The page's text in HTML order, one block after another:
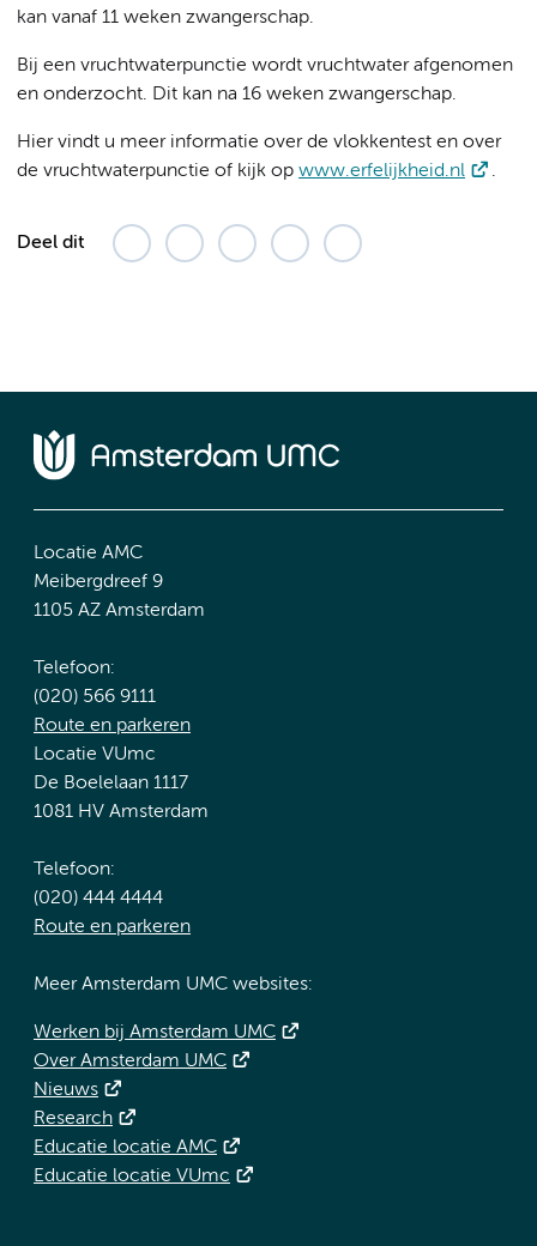
kan vanaf 11 weken zwangerschap.
Bij een vruchtwaterpunctie wordt vruchtwater afgenomen
en onderzocht. Dit kan na 16 weken zwangerschap.
Hier vindt u meer informatie over de vlokkentest en over
de vruchtwaterpunctie of kijk op www.erfelijkheid.nl .
Deel dit
Locatie AMC
Meibergdreef 9
1105 AZ Amsterdam
Telefoon:
(020) 566 9111
Route en parkeren
Locatie VUmc
De Boelelaan 1117
1081 HV Amsterdam
Telefoon:
(020) 444 4444
Route en parkeren
Meer Amsterdam UMC websites:
Werken bij Amsterdam UMC
Over Amsterdam UMC
Nieuws
Research
Educatie locatie AMC
Educatie locatie VUmc